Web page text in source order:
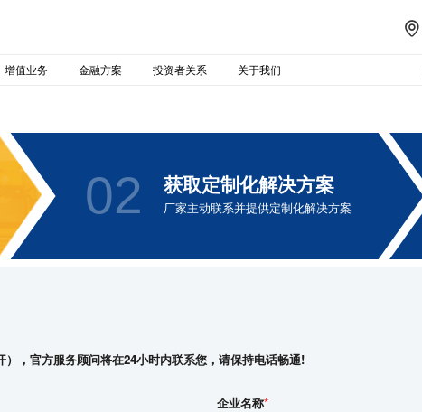

增值业务 金融方案 投资者关系 关于我们
02 获取定制化解决方案
厂家主动联系并提供定制化解决方案
，官方服务顾问将在24小时内联系您，请保持电话畅通!
企业名称*